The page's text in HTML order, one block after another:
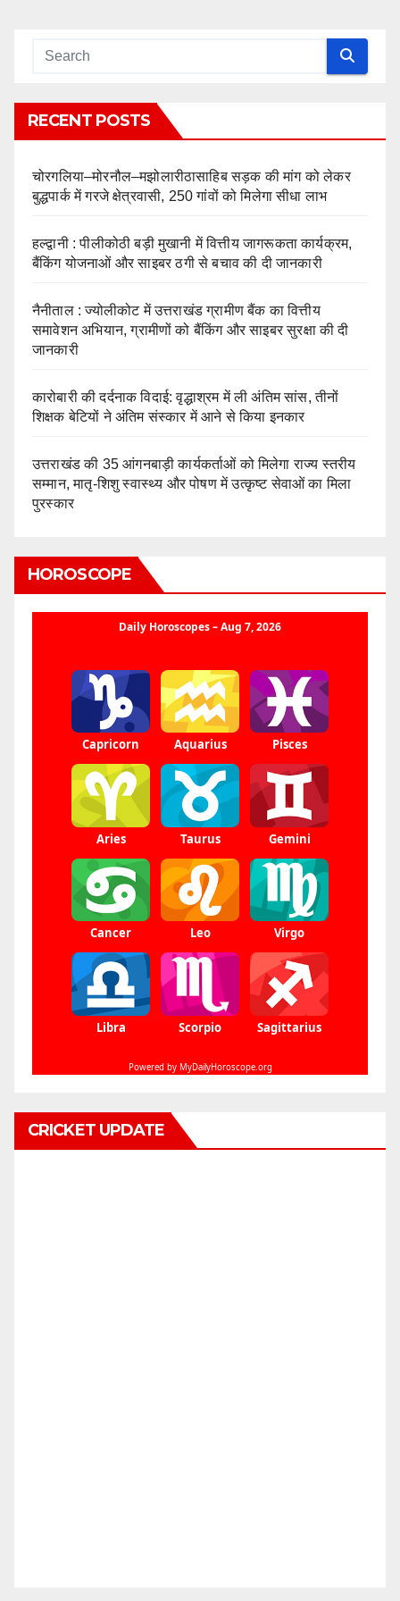
RECENT POSTS
चोरगलिया–मोरनौल–मझोलारीठासाहिब सड़क की मांग को लेकर
बुद्धपार्क में गरजे क्षेत्रवासी, 250 गांवों को मिलेगा सीधा लाभ
हल्द्वानी : पीलीकोठी बड़ी मुखानी में वित्तीय जागरूकता कार्यक्रम,
बैंकिंग योजनाओं और साइबर ठगी से बचाव की दी जानकारी
नैनीताल : ज्योलीकोट में उत्तराखंड ग्रामीण बैंक का वित्तीय
समावेशन अभियान, ग्रामीणों को बैंकिंग और साइबर सुरक्षा की दी
जानकारी
कारोबारी की दर्दनाक विदाई: वृद्धाश्रम में ली अंतिम सांस, तीनों
शिक्षक बेटियों ने अंतिम संस्कार में आने से किया इनकार
उत्तराखंड की 35 आंगनबाड़ी कार्यकर्ताओं को मिलेगा राज्य स्तरीय
सम्मान, मातृ-शिशु स्वास्थ्य और पोषण में उत्कृष्ट सेवाओं का मिला
पुरस्कार
HOROSCOPE
CRICKET UPDATE